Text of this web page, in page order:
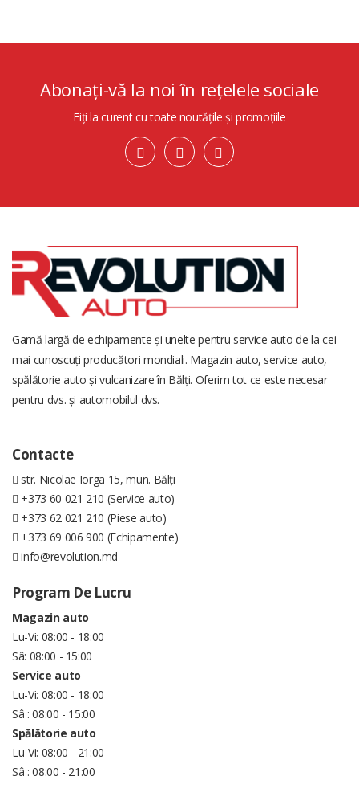
Abonați-vă la noi în rețelele sociale
Fiți la curent cu toate noutățile și promoțiile
Gamă largă de echipamente și unelte pentru service auto de la cei
mai cunoscuți producători mondiali. Magazin auto, service auto,
spălătorie auto și vulcanizare în Bălți. Oferim tot ce este necesar
pentru dvs. și automobilul dvs.
Contacte
str. Nicolae Iorga 15, mun. Bălți
+373 60 021 210 (Service auto)
+373 62 021 210 (Piese auto)
+373 69 006 900 (Echipamente)
info@revolution.md
Program De Lucru
Magazin auto
Lu-Vi: 08:00 - 18:00
Sâ: 08:00 - 15:00
Service auto
Lu-Vi: 08:00 - 18:00
Sâ : 08:00 - 15:00
Spălătorie auto
Lu-Vi: 08:00 - 21:00
Sâ : 08:00 - 21:00